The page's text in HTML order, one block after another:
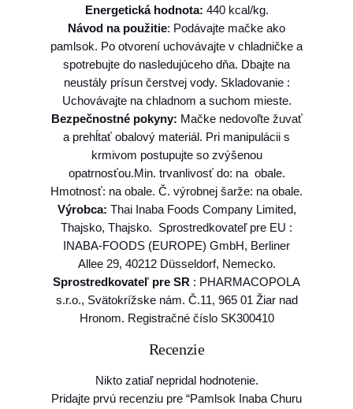
0
b
Energetická hodnota: 440 kcal/kg.
Návod na použitie: Podávajte mačke ako
pamlsok. Po otvorení uchovávajte v chladničke a
spotrebujte do nasledujúceho dňa. Dbajte na
neustály prísun čerstvej vody. Skladovanie :
Uchovávajte na chladnom a suchom mieste.
Bezpečnostné pokyny: Mačke nedovoľte žuvať
a prehĺtať obalový materiál. Pri manipulácii s
krmivom postupujte so zvýšenou
opatrnosťou.Min. trvanlivosť do: na obale.
Hmotnosť: na obale. Č. výrobnej šarže: na obale.
Výrobca: Thai Inaba Foods Company Limited,
Thajsko, Thajsko. Sprostredkovateľ pre EU :
INABA-FOODS (EUROPE) GmbH, Berliner
Allee 29, 40212 Düsseldorf, Nemecko.
Sprostredkovateľ pre SR : PHARMACOPOLA
s.r.o., Svätokrížske nám. Č.11, 965 01 Žiar nad
Hronom. Registračné číslo SK300410
Recenzie
Nikto zatiaľ nepridal hodnotenie.
Pridajte prvú recenziu pre “Pamlsok Inaba Churu